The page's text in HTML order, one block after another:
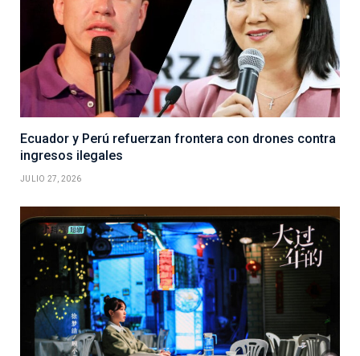
Ecuador y Perú refuerzan frontera con drones contra
ingresos ilegales
JULIO 27, 2026